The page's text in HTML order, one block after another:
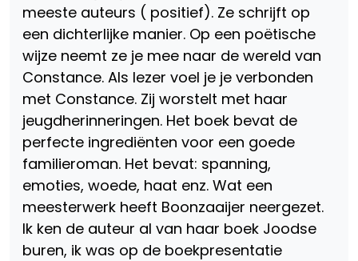
meeste auteurs ( positief). Ze schrijft op
een dichterlijke manier. Op een poëtische
wijze neemt ze je mee naar de wereld van
Constance. Als lezer voel je je verbonden
met Constance. Zij worstelt met haar
jeugdherinneringen. Het boek bevat de
perfecte ingrediënten voor een goede
familieroman. Het bevat: spanning,
emoties, woede, haat enz. Wat een
meesterwerk heeft Boonzaaijer neergezet.
Ik ken de auteur al van haar boek Joodse
buren, ik was op de boekpresentatie